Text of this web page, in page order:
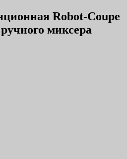
Robot-Coupe
миксера